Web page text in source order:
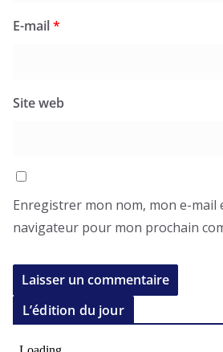
E-mail*
Site web
Enregistrer mon nom, mon e-mail
navigateur pour mon prochain
L’édition du jour